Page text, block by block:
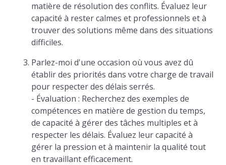
matière de résolution des conflits. Évaluez leur
capacité à rester calmes et professionnels et à
trouver des solutions même dans des situations
difficiles.
Parlez-moi d'une occasion où vous avez dû
établir des priorités dans votre charge de travail
pour respecter des délais serrés.
- Évaluation : Recherchez des exemples de
compétences en matière de gestion du temps,
de capacité à gérer des tâches multiples et à
respecter les délais. Évaluez leur capacité à
gérer la pression et à maintenir la qualité tout
en travaillant efficacement.